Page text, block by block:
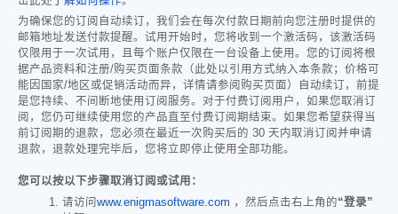
为确保您的订阅自动续订，我们会在每次付款日期前向您注册时提供的
邮箱地址发送付款提醒。试用开始时，您将收到一个激活码，该激活码
仅限用于一次试用，且每个账户仅限在一台设备上使用。您的订阅将根
据产品资料和注册/购买页面条款（此处以引用方式纳入本条款；价格可
能因国家/地区或促销活动而异，详情请参阅购买页面）自动续订，前提
是您持续、不间断地使用订阅服务。对于付费订阅用户，如果您取消订
阅，您仍可继续使用您的产品直至付费订阅期结束。如果您希望获得当
前订阅期的退款，您必须在最近一次购买后的 30 天内取消订阅并申请
退款，退款处理完毕后，您将立即停止使用全部功能。
您可以按以下步骤取消订阅或试用：
请访问 www.enigmasoftware.com ，然后点击右上角的“登录”